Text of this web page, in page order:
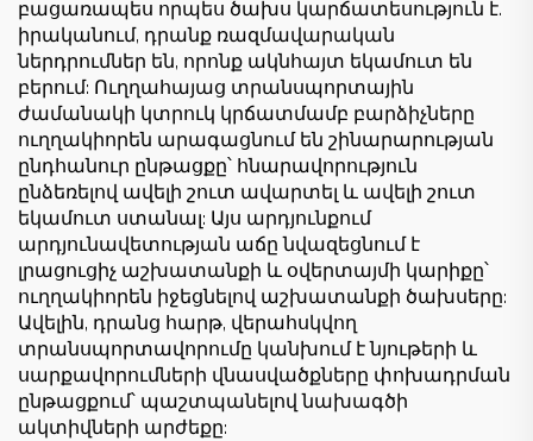
բացառապես որպես ծախս կարճատեսություն է.
իրականում, դրանք ռազմավարական
ներդրումներ են, որոնք ակնհայտ եկամուտ են
բերում: Ուղղահայաց տրանսպորտային
ժամանակի կտրուկ կրճատմամբ բարձիչները
ուղղակիորեն արագացնում են շինարարության
ընդհանուր ընթացքը՝ հնարավորություն
ընձեռելով ավելի շուտ ավարտել և ավելի շուտ
եկամուտ ստանալ: Այս արդյունքում
արդյունավետության աճը նվազեցնում է
լրացուցիչ աշխատանքի և օվերտայմի կարիքը՝
ուղղակիորեն իջեցնելով աշխատանքի ծախսերը:
Ավելին, դրանց հարթ, վերահսկվող
տրանսպորտավորումը կանխում է նյութերի և
սարքավորումների վնասվածքները փոխադրման
ընթացքում՝ պաշտպանելով նախագծի
ակտիվների արժեքը: